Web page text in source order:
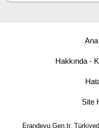
Hakkında -
Site
Erandevu.Gen.tr,